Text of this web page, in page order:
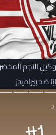
النجم
ضد بيراميدز